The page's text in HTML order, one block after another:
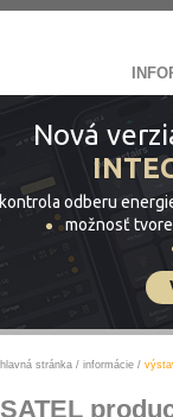
Nová
kontrola odberu
možnosť
hlavná stránka / informácie /
SATEL